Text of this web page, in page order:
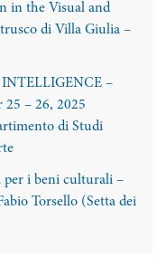
in the Visual and
di Villa Giulia –
–
– 26, 2025
di Studi
per i beni culturali –
Torsello (Setta dei